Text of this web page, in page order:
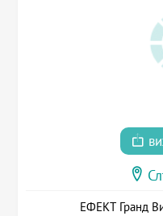
ЕФЕКТ Гранд